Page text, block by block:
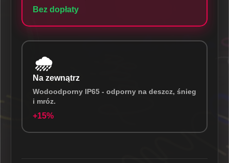
Bez dopłaty
🌧️
Na zewnątrz
Wodoodporny IP65 - odporny na deszcz, śnieg
i mróz.
+15%